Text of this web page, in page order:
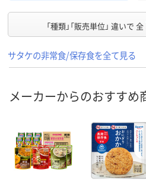
「種類」「販売単位」 違いで 全
サタケの非常食/保存食を全て見る
メーカーからのおすすめ